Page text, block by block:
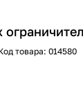
товара: 014580